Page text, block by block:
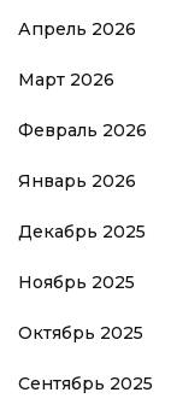
Апрель 2026
Март 2026
Февраль 2026
Январь 2026
Декабрь 2025
Ноябрь 2025
Октябрь 2025
Сентябрь 2025